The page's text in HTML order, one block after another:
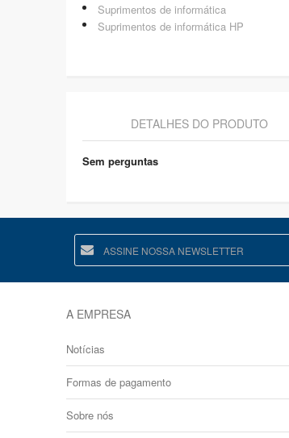
Suprimentos de informática
Suprimentos de informática HP
DETALHES DO PRODUTO
Sem perguntas
A EMPRESA
Notícias
Formas de pagamento
Sobre nós